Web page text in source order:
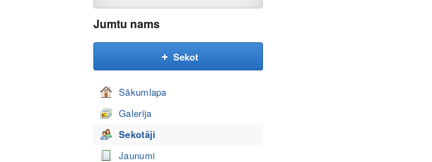
Jumtu nams
Sekot
Sākumlapa
Galerija
Sekotāji
Jaunumi